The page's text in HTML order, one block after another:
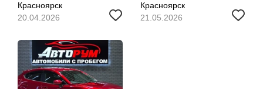
Красноярск
20.04.2026
Красноярск
21.05.2026